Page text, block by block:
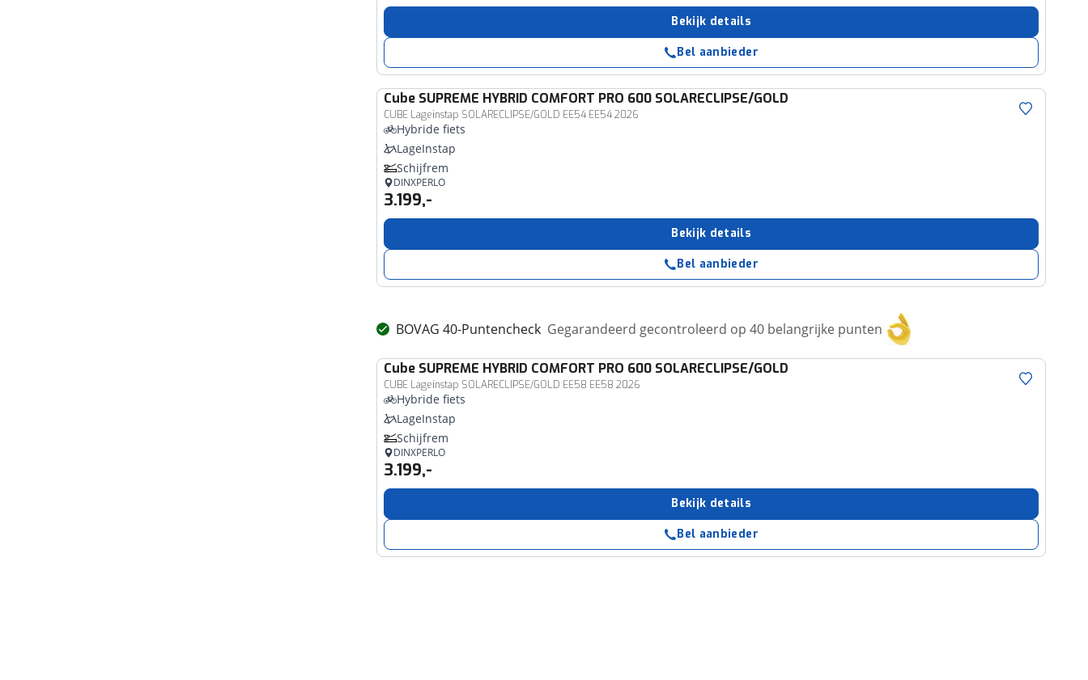
Bekijk details
Bel aanbieder
Cube SUPREME HYBRID COMFORT PRO 600 SOLARECLIPSE/GOLD
CUBE Lageinstap SOLARECLIPSE/GOLD EE54 EE54 2026
Hybride fiets
LageInstap
Schijfrem
DINXPERLO
3.199,-
Bekijk details
Bel aanbieder
BOVAG 40-Puntencheck Gegarandeerd gecontroleerd op 40 belangrijke punten
Cube SUPREME HYBRID COMFORT PRO 600 SOLARECLIPSE/GOLD
CUBE Lageinstap SOLARECLIPSE/GOLD EE58 EE58 2026
Hybride fiets
LageInstap
Schijfrem
DINXPERLO
3.199,-
Bekijk details
Bel aanbieder